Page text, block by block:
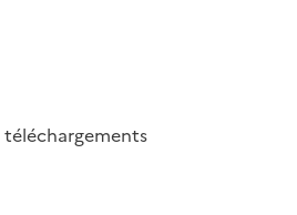
téléchargements